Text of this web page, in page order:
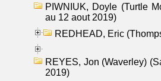
PIWNIUK, Doyle (Turtle
au 12 aout 2019)
REDHEAD, Eric
REYES, Jon (Waverley)
2019)